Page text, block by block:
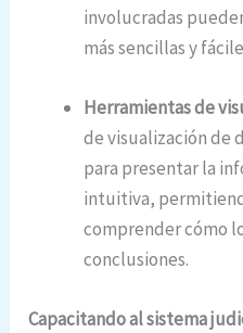
involucradas
más sencillas y
Herramientas de
de visualización de
para presentar la
intuitiva,
comprender cómo
conclusiones.
Capacitando al sistema